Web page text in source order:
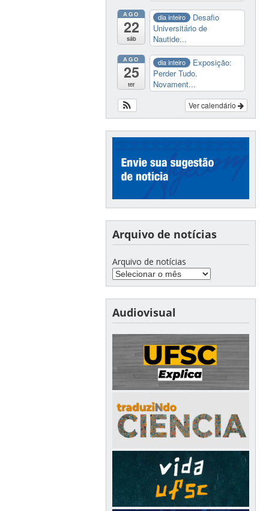
AGO
22
sáb
dia inteiro
Desafio
Universitário de
Nautide...
AGO
25
ter
dia inteiro
Exposição:
Perder Tudo.
Novament...
Ver calendário
Arquivo de notícias
Arquivo de notícias
Audiovisual